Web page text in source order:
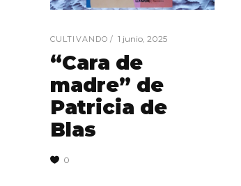
CULTIVANDO 1 junio, 2025
“Cara de
madre” de
Patricia de
Blas
0